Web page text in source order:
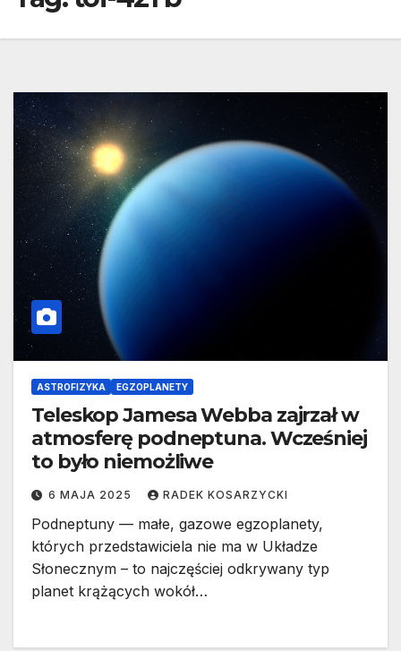
ASTROFIZYKA EGZOPLANETY
Teleskop Jamesa Webba zajrzał w
atmosferę podneptuna. Wcześniej
to było niemożliwe
6 MAJA 2025 RADEK KOSARZYCKI
Podneptuny — małe, gazowe egzoplanety,
których przedstawiciela nie ma w Układze
Słonecznym – to najczęściej odkrywany typ
planet krążących wokół…